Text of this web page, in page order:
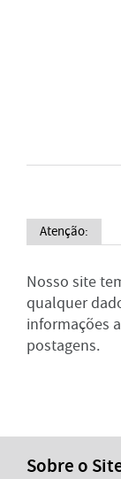
Atenção:
Nosso site
qualquer
informações
postagens.
Sobre o